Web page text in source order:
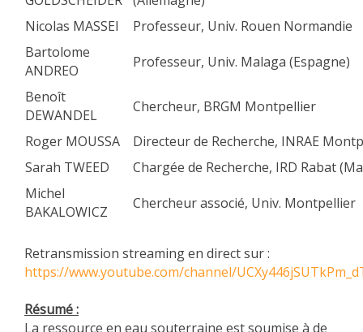
Nicolas MASSEI
Professeur, Univ. Rouen Normandie
Bartolome
ANDREO
Professeur, Univ. Malaga (Espagne)
Benoît
DEWANDEL
Chercheur, BRGM Montpellier
Roger MOUSSA
Directeur de Recherche, INRAE
Sarah TWEED
Chargée de Recherche, IRD Rabat
Michel
BAKALOWICZ
Chercheur associé, Univ. Montpellier
Retransmission streaming en direct sur :
https://www.youtube.com/channel/
Résumé :
La ressource en eau souterraine est soumise à de